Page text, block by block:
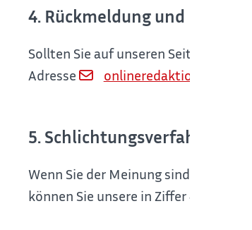
4. Rückmeldung und
Sollten Sie auf unseren Seiten
Adresse
5. Schlichtungsverfahren
Wenn Sie der Meinung sind, dass
können Sie unsere in Ziffer 4